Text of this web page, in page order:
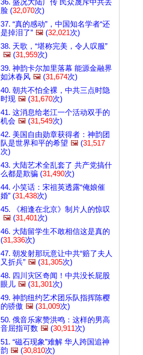
36. 盛况大陆广传 民众蔑斥中共丢
脸 (32,070次)
37. “真的感动”，中国知名学者“还
是掉泪了” 🖼️ (32,021次)
38. 天歌，“堪称完美，令人叹服”
🖼️ (31,959次)
39. 神韵卡尔加里落幕 能源金融界
如沐春风 🖼️ (31,674次)
40. 朝共不怕全裸，中共三点时隐
时现 🖼️ (31,670次)
41. 这消息给老江一个活动双手的
机会 🖼️ (31,549次)
42. 美国自由勋章获得者：神韵团
队是世界和平的希望 🖼️ (31,517
次)
43. 大陆艺术全乱套了 共产党搞什
么都是欺骗 (31,490次)
44. 小笑话：宋祖英透露“俺娘催
婚” (31,438次)
45. 《相逢在北京》制片人的惊叹
🖼️ (31,401次)
46. 大陆留学生不敢相信这是真的
(31,336次)
47. 朝发射那玩意让中共“赔了夫人
又折兵” 🖼️ (31,305次)
48. 四川灾区奇闻！中共没长屁股
眼儿 🖼️ (31,301次)
49. 神韵纽约艺术团乐队指挥陈樱
的骄傲 🖼️ (31,009次)
50. 俄音乐家赞洪鸣：这样的男高
音屈指可数 🖼️ (30,911次)
51. “磁石现象”难解 华人跨国追神
韵 🖼️ (30,810次)